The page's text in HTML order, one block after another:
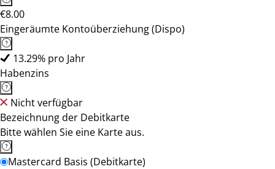
€8.00
Eingeräumte Kontoüberziehung (Dispo)
13.29% pro Jahr
Habenzins
Nicht verfügbar
Bezeichnung der Debitkarte
Bitte wählen Sie eine Karte aus.
Mastercard Basis (Debitkarte)